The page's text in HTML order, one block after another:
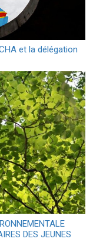
et la délégation
DES JEUNES